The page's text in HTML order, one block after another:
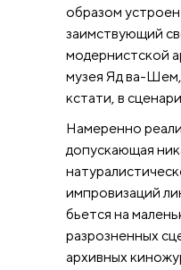
образом
заимствующий
модернистской
музея Яд ва-
кстати, в
Намеренно
допускающая
импровизаций
бьется на
разрозненных
архивных